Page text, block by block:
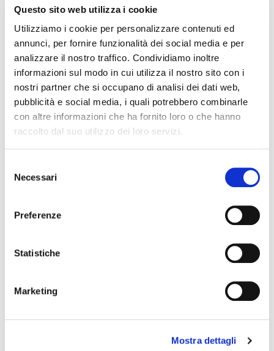
Questo sito web utilizza i cookie
Utilizziamo i cookie per personalizzare contenuti ed
annunci, per fornire funzionalità dei social media e per
analizzare il nostro traffico. Condividiamo inoltre
informazioni sul modo in cui utilizza il nostro sito con i
nostri partner che si occupano di analisi dei dati web,
pubblicità e social media, i quali potrebbero combinarle
con altre informazioni che ha fornito loro o che hanno
raccolto dal suo utilizzo dei loro servizi.
delNecessari
Preferenze
Statistiche
Marketing
Mostra dettagli
Informazioni
Orologio Ernie Ball "Eagle" funzionamento con 2 batterie AA (non
Le immagini e le descrizioni dei prodotti riproducono nel modo più
errori o difformità sull’aspetto e nella descrizione dei beni e dei loro